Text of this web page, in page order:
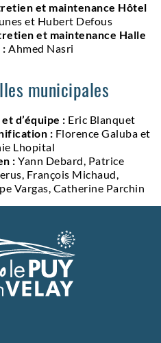
et maintenance Hôtel
et Hubert Defous
et maintenance Halle
: Ahmed Nasri
municipales
d’équipe : Eric Blanquet
: Florence Galuba et
Lhopital
: Yann Debard, Patrice
François Michaud,
Vargas, Catherine Parchin